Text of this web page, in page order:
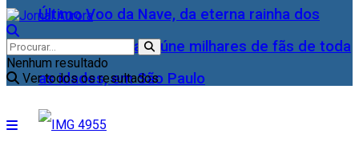
Último Voo da Nave, da eterna rainha dos
Baixinhos, Xuxa reúne milhares de fãs de toda
as idades, em São Paulo
Nenhum resultado
Ver todos os resultados